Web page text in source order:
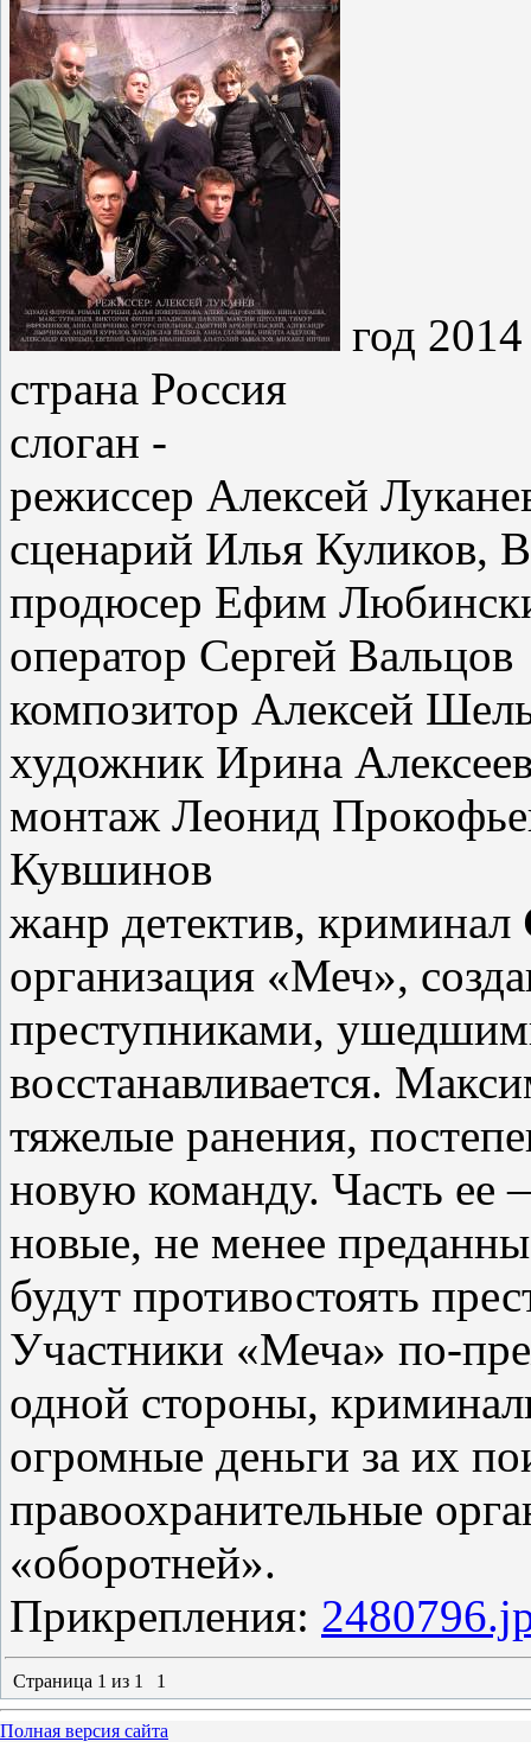
год
страна Россия
слоган -
режиссер Алексей
сценарий Илья Куликов,
продюсер Ефим
оператор Сергей Вальцов
композитор Алексей
художник Ирина
монтаж Леонид
Кувшинов
жанр детектив, криминал
организация «Меч»,
преступниками,
восстанавливается.
тяжелые ранения,
новую команду. Часть
новые, не менее
будут противостоять
Участники «Меча» по-
одной стороны,
огромные деньги за их
правоохранительные
«оборотней».
Прикрепления:
Страница 1 из 1 1
Полная версия сайта